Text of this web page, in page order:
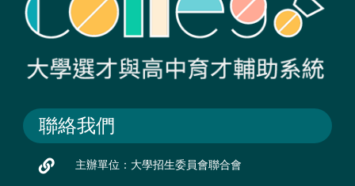
聯絡我們
主辦單位：大學招生委員會聯合會